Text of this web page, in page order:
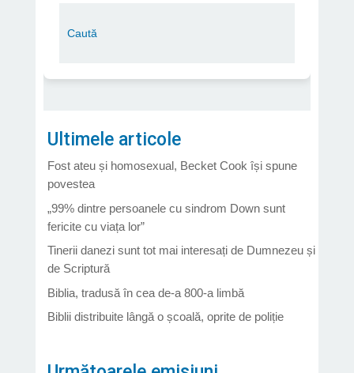
Ultimele articole
Fost ateu și homosexual, Becket Cook își spune
povestea
„99% dintre persoanele cu sindrom Down sunt
fericite cu viața lor”
Tinerii danezi sunt tot mai interesați de Dumnezeu și
de Scriptură
Biblia, tradusă în cea de-a 800-a limbă
Biblii distribuite lângă o școală, oprite de poliție